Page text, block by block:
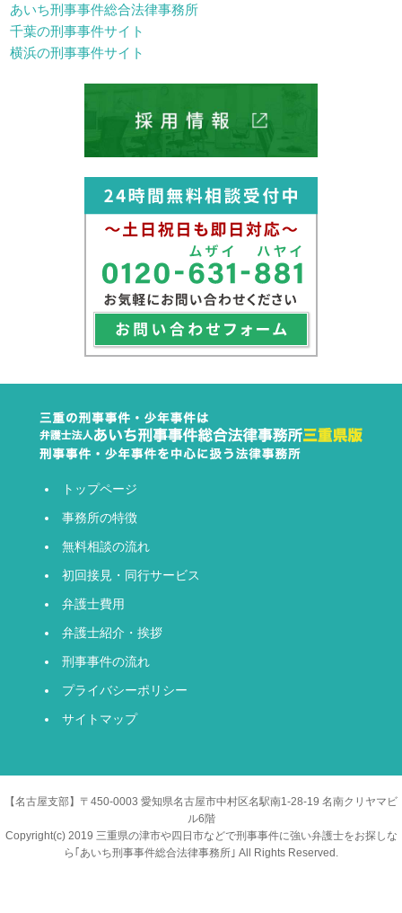
あいち刑事事件総合法律事務所
千葉の刑事事件サイト
横浜の刑事事件サイト
トップページ
事務所の特徴
無料相談の流れ
初回接見・同行サービス
弁護士費用
弁護士紹介・挨拶
刑事事件の流れ
プライバシーポリシー
サイトマップ
【名古屋支部】〒450-0003 愛知県名古屋市中村区名駅南1-28-19 名南クリヤマビ
ル6階
Copyright(c) 2019 三重県の津市や四日市などで刑事事件に強い弁護士をお探しな
ら｢あいち刑事事件総合法律事務所｣ All Rights Reserved.